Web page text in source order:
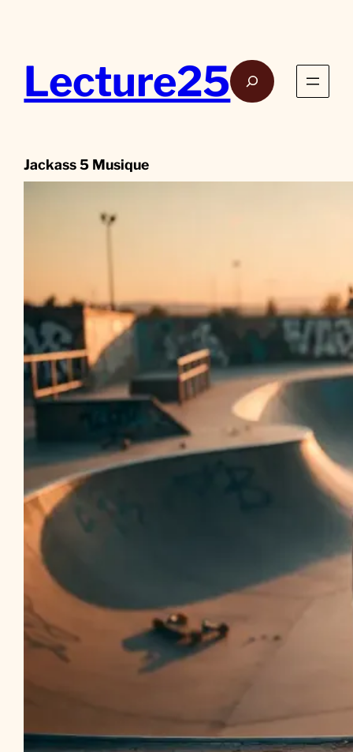
Lecture25Rech
Jackass 5 Musique